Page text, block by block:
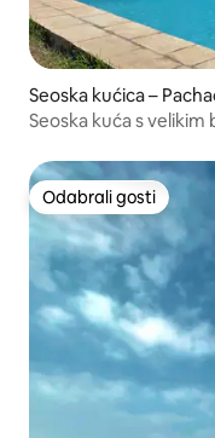
Seoska kućica –
Seoska kuća s
Odabrali gosti
Odabrali gosti